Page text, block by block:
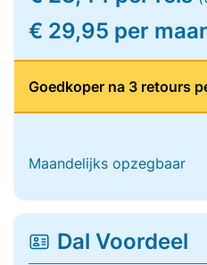
€ 29,95 per
Goedkoper na 3 retours
Maandelijks opzegbaar
Dal Voordeel